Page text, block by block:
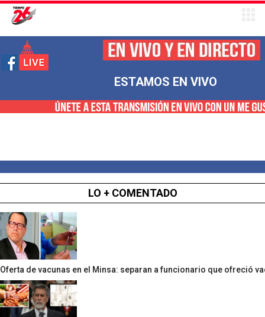
ESTAMOS EN VIVO
LO + COMENTADO
Oferta de vacunas en el Minsa: separan a funcionario que ofreció